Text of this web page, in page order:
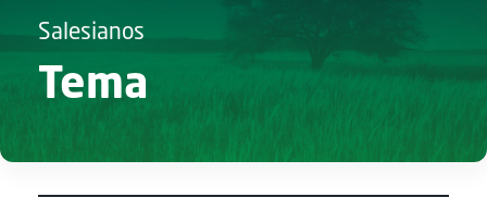
Salesianos
Tema
Notícias